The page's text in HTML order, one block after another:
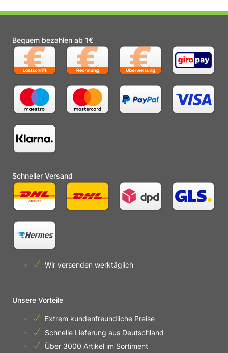
Bequem bezahlen ab 1€
Schneller Versand
Wir versenden werktäglich
Unsere Vorteile
Extrem kundenfreundliche Preise
Schnelle Lieferung aus Deutschland
Über 3000 Artikel im Sortiment